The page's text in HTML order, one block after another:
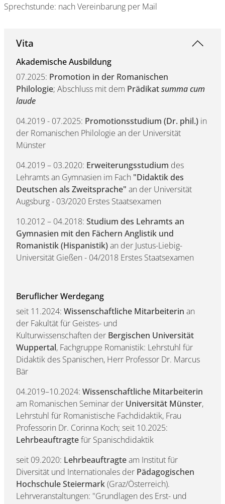
Sprechstunde: nach Vereinbarung per Mail
Vita
Akademische Ausbildung
07.2025: Promotion in der Romanischen
Philologie; Abschluss mit dem Prädikatsumma cum
laude
04.2019 - 07.2025: Promotionsstudium (Dr. phil.) in
der Romanischen Philologie an der Universität
Münster
04.2019 – 03.2020: Erweiterungsstudium des
Lehramts an Gymnasien im Fach "Didaktik des
Deutschen als Zweitsprache" an der Universität
Augsburg - 03/2020 Erstes Staatsexamen
10.2012 – 04.2018: Studium des Lehramts an
Gymnasien mit den Fächern Anglistik und
Romanistik (Hispanistik)an der Justus-Liebig-
Universität Gießen - 04/2018 Erstes Staatsexamen
Beruflicher Werdegang
seit 11.2024: Wissenschaftliche Mitarbeiterin an
der Fakultät für Geistes- und
Kulturwissenschaften der Bergischen Universität
Wuppertal, Fachgruppe Romanistik: Lehrstuhl für
Didaktik des Spanischen, Herr Professor Dr. Marcus
Bär
04.2019–10.2024: Wissenschaftliche Mitarbeiterin
am Romanischen Seminar der Universität Münster,
Lehrstuhl für Romanistische Fachdidaktik, Frau
Professorin Dr. Corinna Koch; seit 10.2025:
Lehrbeauftragtefür Spanischdidaktik
seit 09.2020: Lehrbeauftragteam Institut für
Diversität und Internationales der Pädagogischen
Hochschule Steiermark(Graz/Österreich).
Lehrveranstaltungen: "Grundlagen des Erst- und